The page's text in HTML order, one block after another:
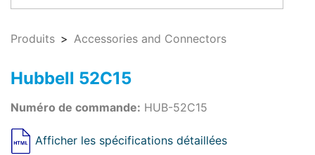
Produits Accessories and Connectors
Hubbell 52C15
Numéro de commande: HUB-52C15
Afficher les spécifications détaillées